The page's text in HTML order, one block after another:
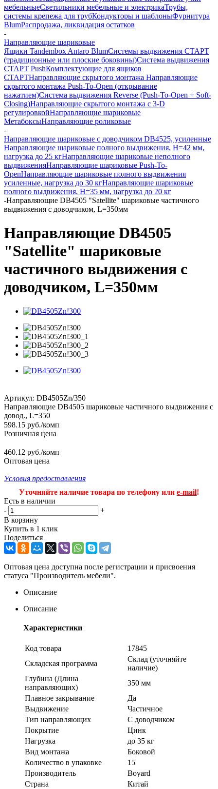
мебельныеСветильники мебельные и электрикаТрубы,
системы крепежа для трубКондукторы и шаблоныФурнитура
BlumРаспродажа, ликвидация остатков
-
Направляющие шариковые
Ящики Tandembox Antaro BlumСистемы выдвижения СТАРТ
(традиционные или плоские боковины)Система выдвижения
СТАРТ PushКомплектующие для ящиков
СТАРТНаправляющие скрытого монтажа Направляющие
скрытого монтажа Push-To-Open (открывание
нажатием)Система выдвижения Reverse (Push-To-Open + Soft-
Closing)Направляющие скрытого монтажа с 3-D
регулировкойНаправляющие шариковые
МетабоксыНаправляющие роликовые
-
Направляющие шариковые с доводчиком DB4525, усиленные
Направляющие шариковые полного выдвижения, H=42 мм,
нагрузка до 25 кгНаправляющие шариковые неполного
выдвиженияНаправляющие шариковые Push-To-
OpenНаправляющие шариковые полного выдвижения
усиленные, нагрузка до 30 кгНаправляющие шариковые
полного выдвижения, H=35 мм, нагрузка до 20 кг
-Направляющие DB4505 "Satellite" шариковые частичного
выдвижения с доводчиком, L=350мм
Направляющие DB4505
"Satellite" шариковые
частичного выдвижения с
доводчиком, L=350мм
Артикул: DB4505Zn/350
Направляющие DB4505 шариковые частичного выдвижения с
довод., L=350
598.15 руб./комп
Розничная цена
460.12 руб./комп
Оптовая цена
Условия предоставления
Уточняйте наличие товара по телефону или e-mail!
Есть в наличии
-
+
В корзину
Купить в 1 клик
Поделиться
Оптовая цена доступна после регистрации и присвоения
статуса "Производитель мебели".
Описание
Описание
Характеристики
Код товара
17845
Складская программа
Склад (уточняйте
наличие)
Глубина (Длина
направляющих)
350 мм
Плавное закрывание
Да
Выдвижение
Частичное
Тип направляющих
С доводчиком
Покрытие
Цинк
Нагрузка
до 35 кг
Вид монтажа
Боковой
Количество в упаковке
15
Производитель
Boyard
Страна
Китай